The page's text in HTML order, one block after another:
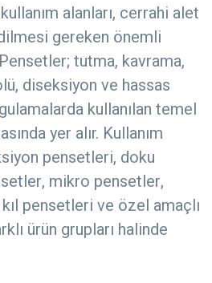
alanları, cerrahi alet
gereken önemli
tutma, kavrama,
diseksiyon ve hassas
kullanılan temel
yer alır. Kullanım
pensetleri, doku
mikro pensetler,
pensetleri ve özel amaçlı
ürün grupları halinde